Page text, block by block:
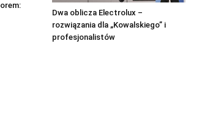
Dwa oblicza Electrolux –
rozwiązania dla „Kowalskiego” i
profesjonalistów